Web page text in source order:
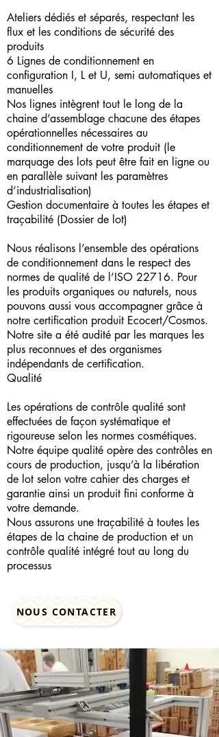
Ateliers dédiés et séparés, respectant les
flux et les conditions de sécurité des
produits
6 Lignes de conditionnement en
configuration I, L et U, semi automatiques et
manuelles
Nos lignes intègrent tout le long de la
chaine d’assemblage chacune des étapes
opérationnelles nécessaires au
conditionnement de votre produit (le
marquage des lots peut être fait en ligne ou
en parallèle suivant les paramètres
d’industrialisation)
Gestion documentaire à toutes les étapes et
traçabilité (Dossier de lot)
Nous réalisons l’ensemble des opérations
de conditionnement dans le respect des
normes de qualité de l’ISO 22716. Pour
les produits organiques ou naturels, nous
pouvons aussi vous accompagner grâce à
notre certification produit Ecocert/Cosmos.
Notre site a été audité par les marques les
plus reconnues et des organismes
indépendants de certification.
Qualité
Les opérations de contrôle qualité sont
effectuées de façon systématique et
rigoureuse selon les normes cosmétiques.
Notre équipe qualité opère des contrôles en
cours de production, jusqu’à la libération
de lot selon votre cahier des charges et
garantie ainsi un produit fini conforme à
votre demande.
Nous assurons une traçabilité à toutes les
étapes de la chaine de production et un
contrôle qualité intégré tout au long du
processus
NOUS CONTACTER